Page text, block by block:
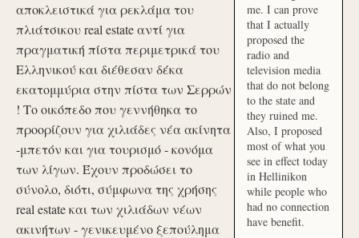
αποκλειστικά για ρεκλάμα του
πλιάτσικου real estate αντί για
πραγματική πίστα περιμετρικά του
Ελληνικού και διέθεσαν δέκα
εκατομμύρια στην πίστα των Σερρών
! Το οικόπεδο που γεννήθηκα το
προορίζουν για χιλιάδες νέα ακίνητα
-μπετόν και για τουρισμό - κονόμα
των λίγων. Έχουν προδώσει το
σύνολο, διότι, σύμφωνα της χρήσης
real estate και των χιλιάδων νέων
ακινήτων - γενικευμένο ξεπούλημα
me. I can prove
that I actually
proposed the
radio and
television media
that do not belong
to the state and
they ruined me.
Also, I proposed
most of what you
see in effect today
in Hellinikon
while people who
had no connection
have benefit.